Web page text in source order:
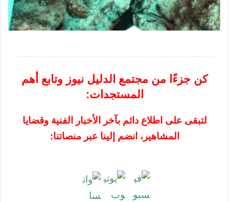
كن جزءًا من مجتمع الدليل نيوز وتابع أهم
المستجدات:
لتبقى على اطلاع دائم بآخر الأخبار الفنية وقضايا
المشاهير، انضم إلينا عبر منصاتنا: